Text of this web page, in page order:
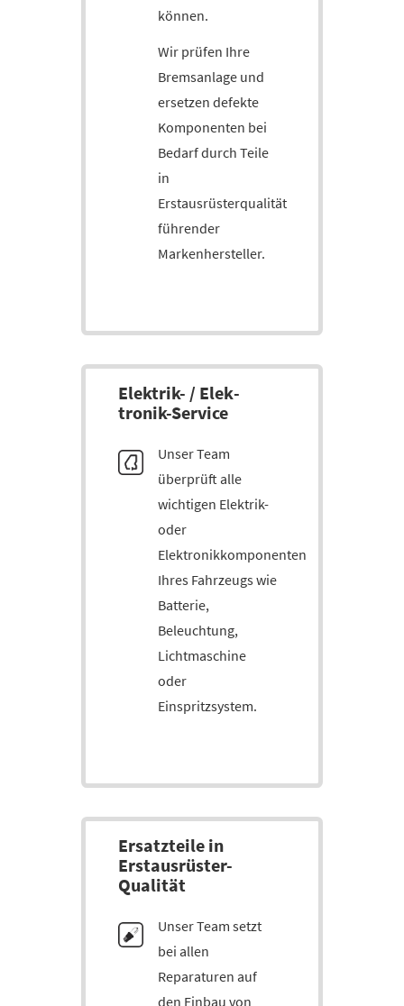
können.
Wir prüfen Ihre
Bremsanlage und
ersetzen defekte
Komponenten bei
Bedarf durch Teile
in
Erstausrüsterqualität
führender
Markenhersteller.
Elek­trik- / Elek­
tronik-Service
Unser Team
überprüft alle
wichtigen Elektrik-
oder
Elektronikkomponenten
Ihres Fahrzeugs wie
Batterie,
Beleuchtung,
Lichtmaschine
oder
Einspritzsystem.
Ersatz­teile in
Erstaus­rüster-
Qualität
Unser Team setzt
bei allen
Reparaturen auf
den Einbau von